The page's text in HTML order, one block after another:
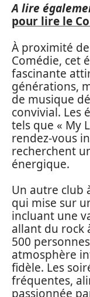
A lire
pour lire le
À proximité
Comédie, cet
fascinante
générations,
de musique
convivial. Les
tels que « My
rendez-vous
recherchent
énergique.
Un autre club
qui mise sur
incluant une
allant du rock
500
atmosphère
fidèle. Les
fréquentes,
passionnée